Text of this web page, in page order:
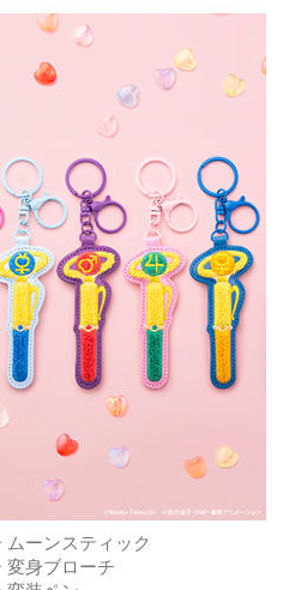
ムーンスティック
変身ブローチ